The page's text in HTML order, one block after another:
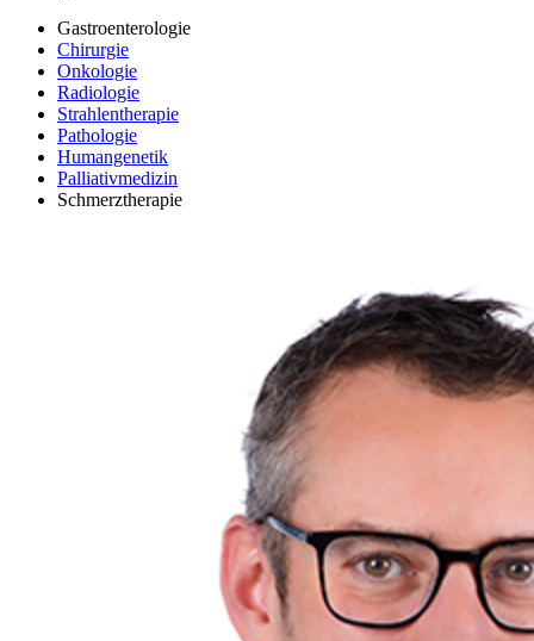
Gastroenterologie
Chirurgie
Onkologie
Radiologie
Strahlentherapie
Pathologie
Humangenetik
Palliativmedizin
Schmerztherapie